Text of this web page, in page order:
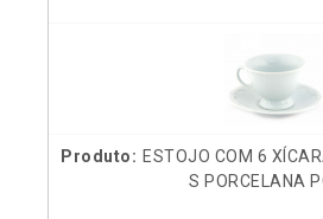
ESTOJO COM 6
S PORCELANA